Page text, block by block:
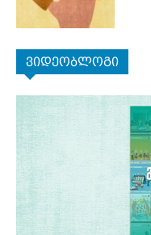
ვიდეობლოგი